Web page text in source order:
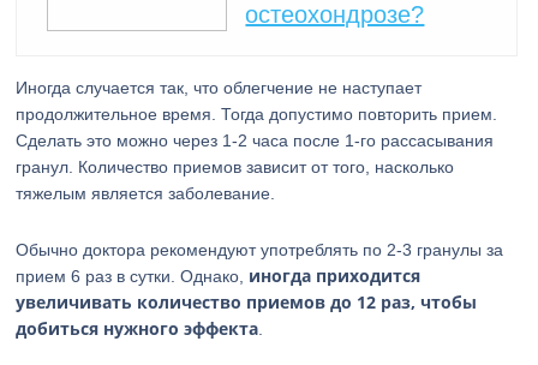
остеохондрозе?
Иногда случается так, что облегчение не наступает
продолжительное время. Тогда допустимо повторить прием.
Сделать это можно через 1-2 часа после 1-го рассасывания
гранул. Количество приемов зависит от того, насколько
тяжелым является заболевание.
Обычно доктора рекомендуют употреблять по 2-3 гранулы за
прием 6 раз в сутки. Однако, иногда приходится
увеличивать количество приемов до 12 раз, чтобы
добиться нужного эффекта